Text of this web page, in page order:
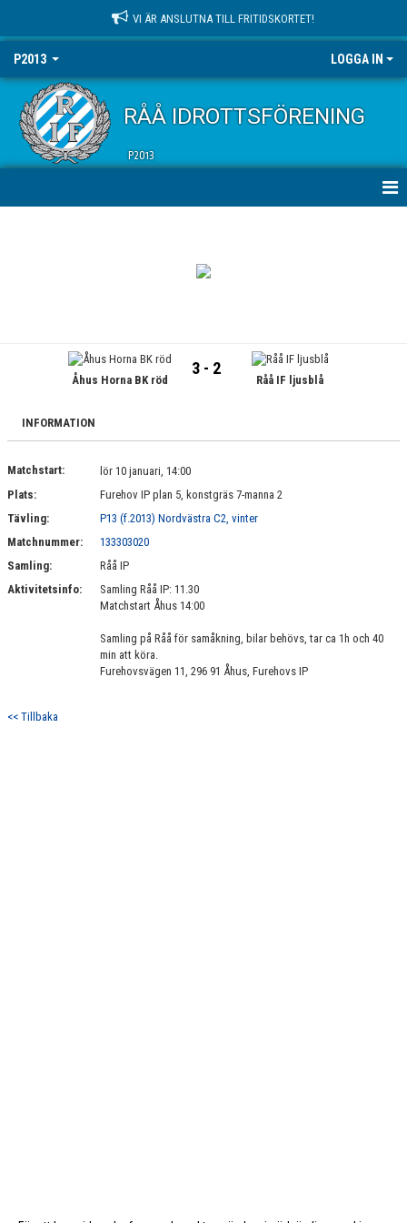
VI ÄR ANSLUTNA TILL FRITIDSKORTET!
P2013 LOGGA IN
RÅÅ IDROTTSFÖRENING
P2013
BILDGALLERI
KONTAKT
Åhus Horna BK röd
3 - 2
Råå IF ljusblå
INFORMATION
Matchstart:
lör 10 januari, 14:00
Plats:
Furehov IP plan 5, konstgräs 7-manna 2
Tävling:
P13 (f.2013) Nordvästra C2, vinter
Matchnummer:
133303020
Samling:
Råå IP
Aktivitetsinfo:
Samling Råå IP: 11.30
Matchstart Åhus 14:00
Samling på Råå för samåkning, bilar behövs, tar ca 1h och 40
min att köra.
Furehovsvägen 11, 296 91 Åhus, Furehovs IP
<< Tillbaka